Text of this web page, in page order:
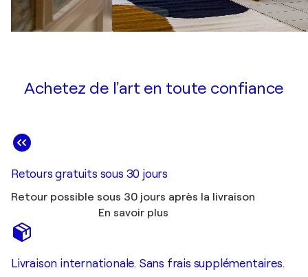
Achetez de l'art en toute confiance
Retours gratuits sous 30 jours
Retour possible sous 30 jours après la livraison
En savoir plus
Livraison internationale. Sans frais supplémentaires.